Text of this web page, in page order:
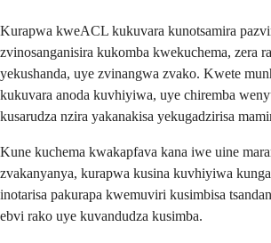
Kurapwa kweACL kukuvara kunotsamira
zvinosanganisira kukomba kwekuchema, zera
yekushanda, uye zvinangwa zvako. Kwete
kukuvara anoda kuvhiyiwa, uye chiremba
kusarudza nzira yakanakisa yekugadzirisa
Kune kuchema kwakapfava kana iwe uine
zvakanyanya, kurapwa kusina kuvhiyiwa
inotarisa pakurapa kwemuviri kusimbisa
ebvi rako uye kuvandudza kusimba.